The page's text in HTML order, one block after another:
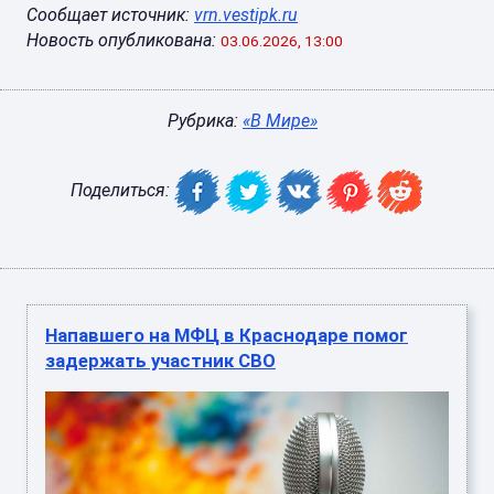
Сообщает источник: vrn.vestipk.ru
Новость опубликована: 03.06.2026, 13:00
Рубрика: «В Мире»
Поделиться:
Напавшего на МФЦ в Краснодаре помог
задержать участник СВО